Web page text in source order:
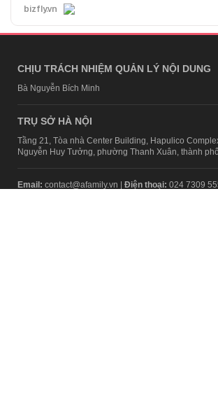
bizfly.vn
CHỊU TRÁCH NHIỆM QUẢN LÝ NỘI DUNG
Bà Nguyễn Bích Minh
TRỤ SỞ HÀ NỘI
Tầng 21, Tòa nhà Center Building, Hapulico
Nguyễn Huy Tưởng, phường Thanh Xuân, thành
Email: contact@afamily.vn | Điện thoại: 024 7309